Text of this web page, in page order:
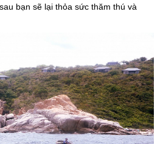
bạn sẽ lại thỏa sức thăm thú và